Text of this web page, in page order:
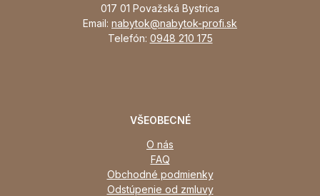
017 01 Považská Bystrica
Email: nabytok@nabytok-profi.sk
Telefón: 0948 210 175
VŠEOBECNÉ
O nás
FAQ
Obchodné podmienky
Odstúpenie od zmluvy